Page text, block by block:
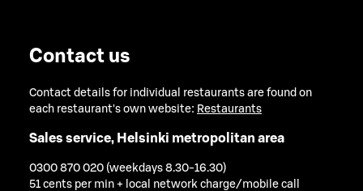
Contact us
Contact details for individual restaurants are found on
each restaurant's own website: Restaurants
Sales service, Helsinki metropolitan area
0300 870 020 (weekdays 8.30-16.30)
51 cents per min + local network charge/mobile call